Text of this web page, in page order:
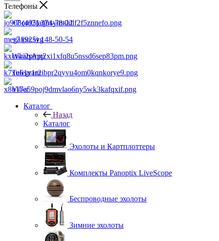
Телефоны
+7 (495) 374-78-22
+7 (925) 148-50-54
WhatsApp
Telegram
Viber
Каталог
Назад
Каталог
Эхолоты и Картплоттеры
Комплекты Panoptix LiveScope
Беспроводные эхолоты
Зимние эхолоты